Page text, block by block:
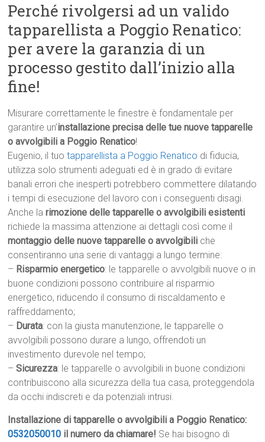
Perché rivolgersi ad un valido
tapparellista a Poggio Renatico:
per avere la garanzia di un
processo gestito dall’inizio alla
fine!
Misurare correttamente le finestre è fondamentale per
garantire un’installazione precisa delle tue nuove tapparelle
o avvolgibili a Poggio Renatico!
Eugenio, il tuotapparellista a Poggio Renatico di fiducia,
utilizza solo strumenti adeguati ed è in grado di evitare
banali errori che inesperti potrebbero commettere dilatando
i tempi di esecuzione del lavoro con i conseguenti disagi.
Anche larimozione delle tapparelle o avvolgibili esistenti
richiede la massima attenzione ai dettagli così come il
montaggio delle nuove tapparelle o avvolgibili che
consentiranno una serie di vantaggi a lungo termine:
– Risparmio energetico: le tapparelle o avvolgibili nuove o in
buone condizioni possono contribuire al risparmio
energetico, riducendo il consumo di riscaldamento e
raffreddamento;
– Durata: con la giusta manutenzione, le tapparelle o
avvolgibili possono durare a lungo, offrendoti un
investimento durevole nel tempo;
–Sicurezza: le tapparelle o avvolgibili in buone condizioni
contribuiscono alla sicurezza della tua casa, proteggendola
da occhi indiscreti e da potenziali intrusi.
Installazione di tapparelle o avvolgibili a Poggio Renatico:
0532050010 il numero da chiamare! Se hai bisogno di